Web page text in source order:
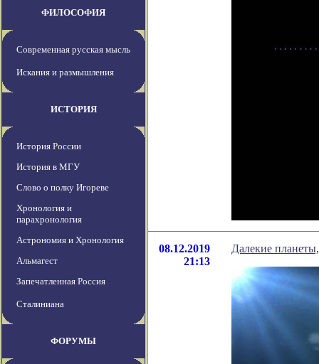
ФИЛОСОФИЯ
Современная русская мысль
Искания и размышления
ИСТОРИЯ
История России
История в МГУ
Слово о полку Игореве
Хронология и
парахронология
Астрономия и Хронология
Альмагест
Запечатленная Россия
Сталиниана
ФОРУМЫ
08.12.2019
21:13
Далекие